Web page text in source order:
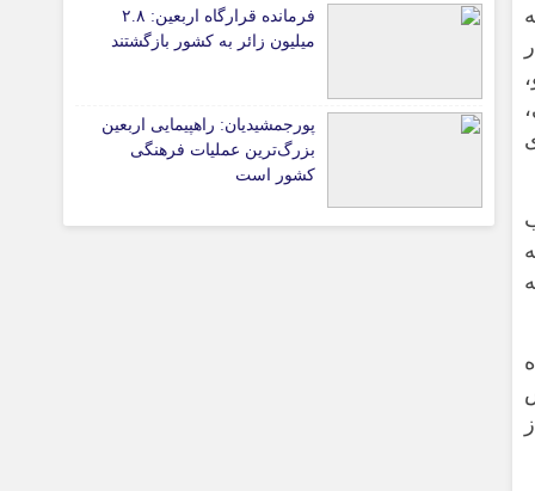
فرمانده قرارگاه اربعین: ۲.۸
میلیون زائر به کشور بازگشتند
پورجمشیدیان: راهپیمایی اربعین
بزرگ‌ترین عملیات فرهنگی
کشور است